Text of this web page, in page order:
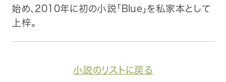
始め、2010年に初の小説「Blue」を私家本として
上梓。
小説のリストに戻る